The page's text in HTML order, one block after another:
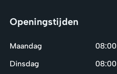
Openingstijden
Maandag
Dinsdag